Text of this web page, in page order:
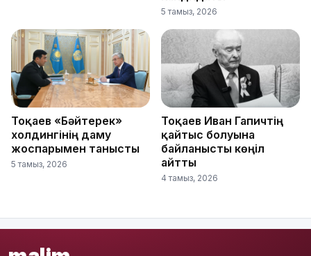
5 тамыз, 2026
Тоқаев «Бәйтерек»
холдингінің даму
жоспарымен танысты
5 тамыз, 2026
Тоқаев Иван Гапичтің
қайтыс болуына
байланысты көңіл
айтты
4 тамыз, 2026